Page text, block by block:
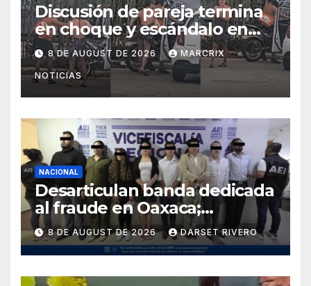
Discusión de pareja termina
en choque y escándalo en
Aldea Zamá de Tulum
8 DE AUGUST DE 2026 MARCRIX
NOTICIAS
NACIONAL
Desarticulan banda dedicada
al fraude en Oaxaca;
detienen a ocho personas en
flagrancia
8 DE AUGUST DE 2026 DARSET RIVERO